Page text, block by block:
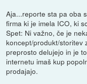
Aja...reporte sta pa oba
firma ki je imela ICO, ki
Spet: Ni važno, če je
koncept/produkt/storitev
preprosto delujejo in je
internetu imaš kup
prodajajo.